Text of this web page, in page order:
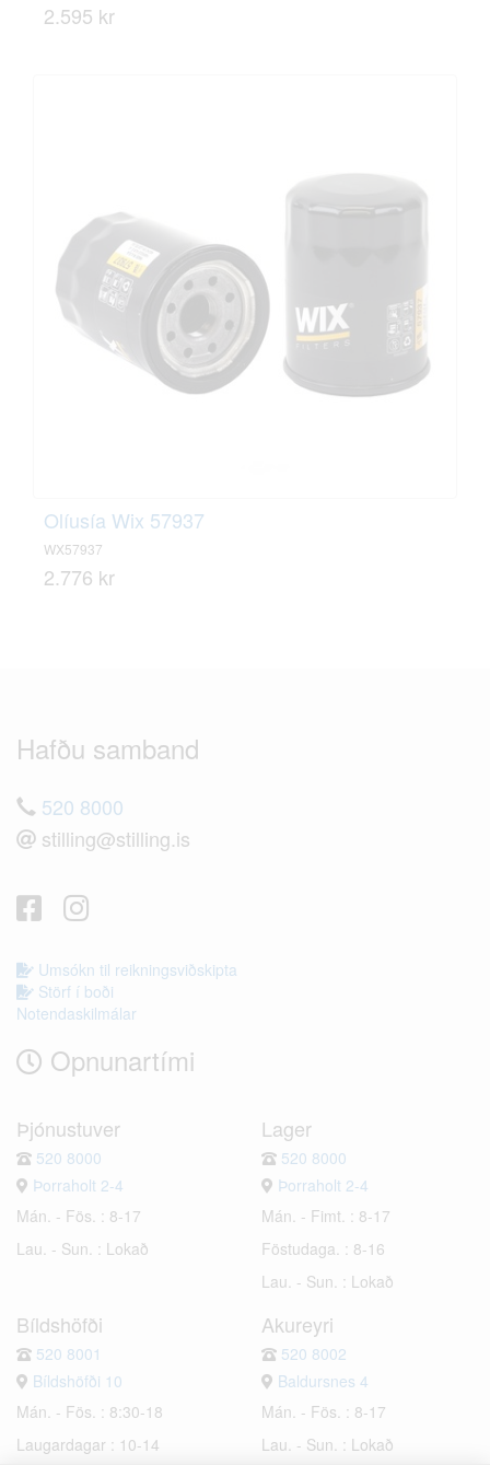
2.595 kr
Olíusía Wix 57937
WX57937
2.776 kr
Hafðu samband
520 8000
stilling@stilling.is
Umsókn til reikningsviðskipta
Störf í boði
Notendaskilmálar
Opnunartími
Þjónustuver
520 8000
Þorraholt 2-4
Mán. - Fös. : 8-17
Lau. - Sun. : Lokað
Lager
520 8000
Þorraholt 2-4
Mán. - Fimt. : 8-17
Föstudaga. : 8-16
Lau. - Sun. : Lokað
Bíldshöfði
520 8001
Bíldshöfði 10
Mán. - Fös. : 8:30-18
Laugardagar : 10-14
Akureyri
520 8002
Baldursnes 4
Mán. - Fös. : 8-17
Lau. - Sun. : Lokað